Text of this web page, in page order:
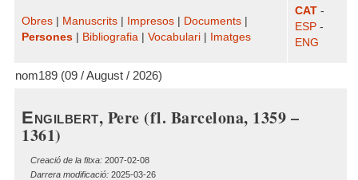
Obres Manuscrits Impresos Documents
Persones
Bibliografia Vocabulari Imatges
CAT -
ESP -
ENG
nom189 (09 / August / 2026)
Engilbert, Pere (fl. Barcelona, 1359 –
1361)
Creació de la fitxa: 2007-02-08
Darrera modificació: 2025-03-26